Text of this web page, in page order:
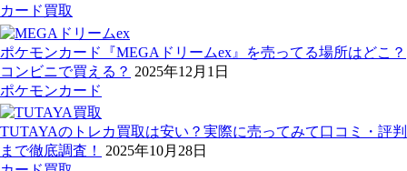
カード買取
ポケモンカード『MEGAドリームex』を売ってる場所はどこ？
コンビニで買える？ 2025年12月1日
ポケモンカード
TUTAYAのトレカ買取は安い？実際に売ってみて口コミ・評判
まで徹底調査！
2025年10月28日